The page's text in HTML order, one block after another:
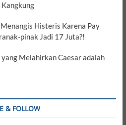
Histeris Karena Pay
pinak Jadi 17 Juta?!
Melahirkan Caesar adalah
& FOLLOW